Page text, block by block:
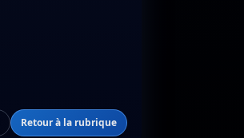
Retour à la rubrique